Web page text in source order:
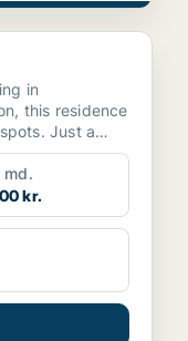
in
this residence
Just a
md.
kr.